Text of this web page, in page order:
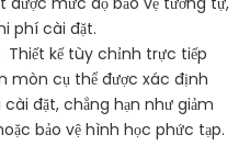
phí cài đặt.
Thiết kế tùy chỉnh trực tiếp
mòn cụ thể được xác định
đặt, chẳng hạn như giảm
bảo vệ hình học phức tạp.